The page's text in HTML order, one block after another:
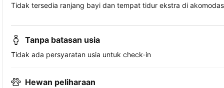
Tidak tersedia ranjang bayi dan tempat tidur ekstra di
Tanpa batasan usia
Tidak ada persyaratan usia untuk check-in
Hewan peliharaan